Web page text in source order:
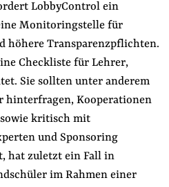
LobbyControl ein
Monitoringstelle für
höhere Transparenzpflichten.
Checkliste für Lehrer,
Sie sollten unter anderem
hinterfragen, Kooperationen
kritisch mit
und Sponsoring
hat zuletzt ein Fall in
im Rahmen einer